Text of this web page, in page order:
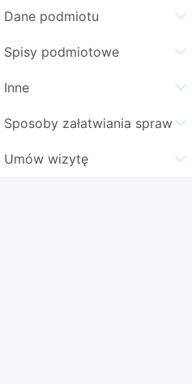
Dane podmiotu
Spisy podmiotowe
Inne
Sposoby załatwiania spraw
Umów wizytę